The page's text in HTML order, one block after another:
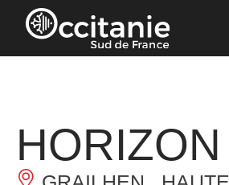
Panneau de gestion des cookies